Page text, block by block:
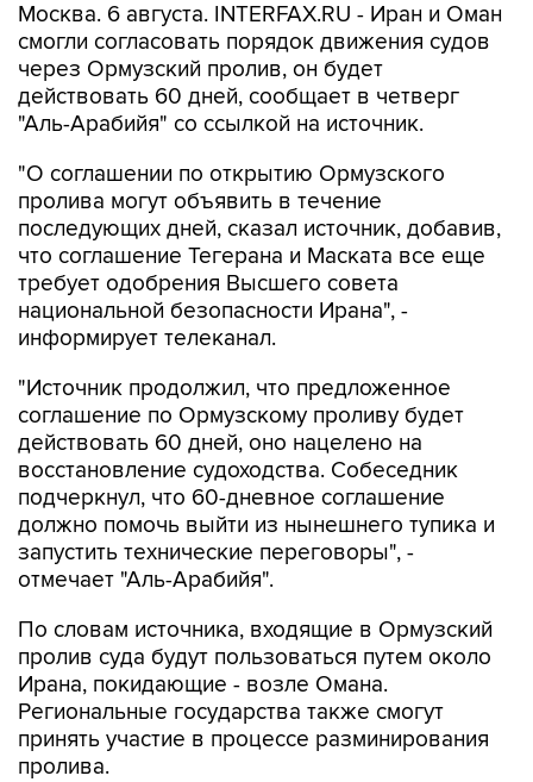
Москва. 6 августа. INTERFAX.RU - Иран и Оман
смогли согласовать порядок движения судов
через Ормузский пролив, он будет
действовать 60 дней, сообщает в четверг
"Аль-Арабийя" со ссылкой на источник.
"О соглашении по открытию Ормузского
пролива могут объявить в течение
последующих дней, сказал источник, добавив,
что соглашение Тегерана и Маската все еще
требует одобрения Высшего совета
национальной безопасности Ирана", -
информирует телеканал.
"Источник продолжил, что предложенное
соглашение по Ормузскому проливу будет
действовать 60 дней, оно нацелено на
восстановление судоходства. Собеседник
подчеркнул, что 60-дневное соглашение
должно помочь выйти из нынешнего тупика и
запустить технические переговоры", -
отмечает "Аль-Арабийя".
По словам источника, входящие в Ормузский
пролив суда будут пользоваться путем около
Ирана, покидающие - возле Омана.
Региональные государства также смогут
принять участие в процессе разминирования
пролива.